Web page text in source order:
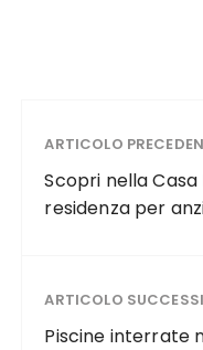
ARTICOLO
Scopri nella Casa
residenza per
ARTICOLO
Piscine interrate